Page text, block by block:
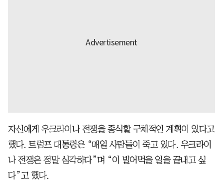
자신에게 우크라이나 전쟁을 종식할 구체적인 계획이 있다고
했다. 트럼프 대통령은 “매일 사람들이 죽고 있다. 우크라이
나 전쟁은 정말 심각하다”며 “이 빌어먹을 일을 끝내고 싶
다”고 했다.